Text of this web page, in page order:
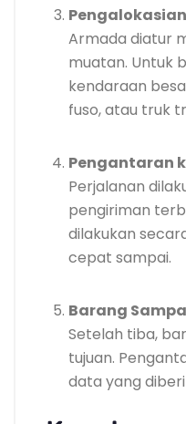
Armada diatur
muatan. Untuk
kendaraan
fuso, atau truk
Pengantaran
Perjalanan
pengiriman
dilakukan
cepat sampai.
Barang
Setelah tiba,
tujuan.
data yang